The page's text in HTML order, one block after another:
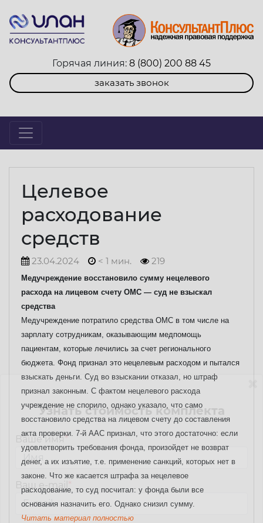
Горячая линия: 8 (800) 200 88 45
заказать звонок
Целевое
расходование
средств
23.04.2024 < 1 мин. 219
Медучреждение восстановило сумму нецелевого
расхода на лицевом счету ОМС — суд не взыскал
средства
Медучреждение потратило средства ОМС в том числе на
зарплату сотрудникам, оказывающим медпомощь
пациентам, которые лечились за счет регионального
бюджета. Фонд признал это нецелевым расходом и пытался
взыскать деньги. Суд во взыскании отказал, но штраф
признал законным. С фактом нецелевого расхода
учреждение не спорило, однако указало, что само
восстановило средства на лицевом счету до составления
акта проверки. 7-й ААС признал, что этого достаточно: если
удовлетворить требования фонда, произойдет не возврат
денег, а их изъятие, т.е. применение санкций, которых нет в
законе. Что же касается штрафа за нецелевое
расходование, то суд посчитал: у фонда были все
основания назначить его. Однако снизил сумму.
Читать материал полностью
Узнать стоимость комплекта
Ваше имя*
Ваш e-mail